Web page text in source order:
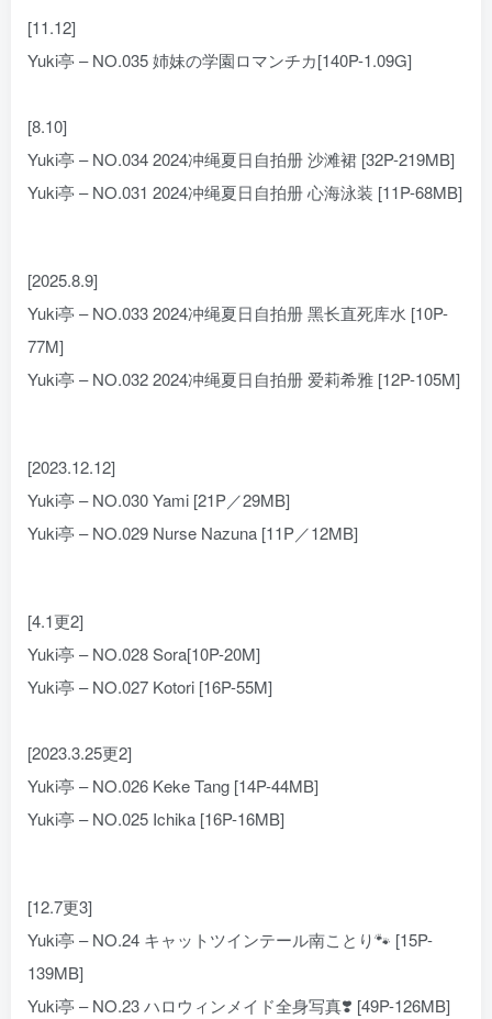
[11.12]
Yuki亭 – NO.035 姉妹の学園ロマンチカ[140P-1.09G]
[8.10]
Yuki亭 – NO.034 2024冲绳夏日自拍册 沙滩裙 [32P-219MB]
Yuki亭 – NO.031 2024冲绳夏日自拍册 心海泳装 [11P-68MB]
[2025.8.9]
Yuki亭 – NO.033 2024冲绳夏日自拍册 黑长直死库水 [10P-
77M]
Yuki亭 – NO.032 2024冲绳夏日自拍册 爱莉希雅 [12P-105M]
[2023.12.12]
Yuki亭 – NO.030 Yami [21P／29MB]
Yuki亭 – NO.029 Nurse Nazuna [11P／12MB]
[4.1更2]
Yuki亭 – NO.028 Sora[10P-20M]
Yuki亭 – NO.027 Kotori [16P-55M]
[2023.3.25更2]
Yuki亭 – NO.026 Keke Tang [14P-44MB]
Yuki亭 – NO.025 Ichika [16P-16MB]
[12.7更3]
Yuki亭 – NO.24 キャットツインテール南ことり🐾 [15P-
139MB]
Yuki亭 – NO.23 ハロウィンメイド全身写真❣️ [49P-126MB]